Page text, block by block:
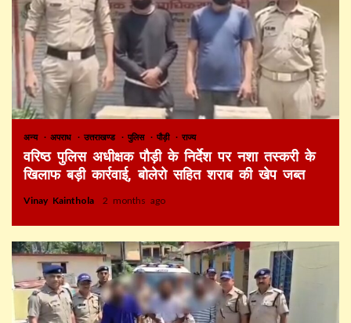
अन्य अपराध उत्तराखण्ड पुलिस पौड़ी राज्य
वरिष्ठ पुलिस अधीक्षक पौड़ी के निर्देश पर नशा तस्करी के
खिलाफ बड़ी कार्रवाई, बोलेरो सहित शराब की खेप जब्त
Vinay Kainthola 2 months ago